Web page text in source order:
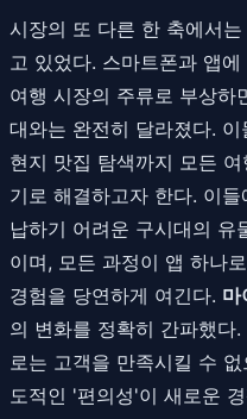
시장의 또 다른 한 축에서
고 있었다. 스마트폰과 앱
여행 시장의 주류로 부상하
대와는 완전히 달라졌다.
현지 맛집 탐색까지 모든
기로 해결하고자 한다. 이
납하기 어려운 구시대의 유
이며, 모든 과정이 앱 하나
경험을 당연하게 여긴다. 마
의 변화를 정확히 간파했다
로는 고객을 만족시킬 수
도적인 '편의성'이 새로운